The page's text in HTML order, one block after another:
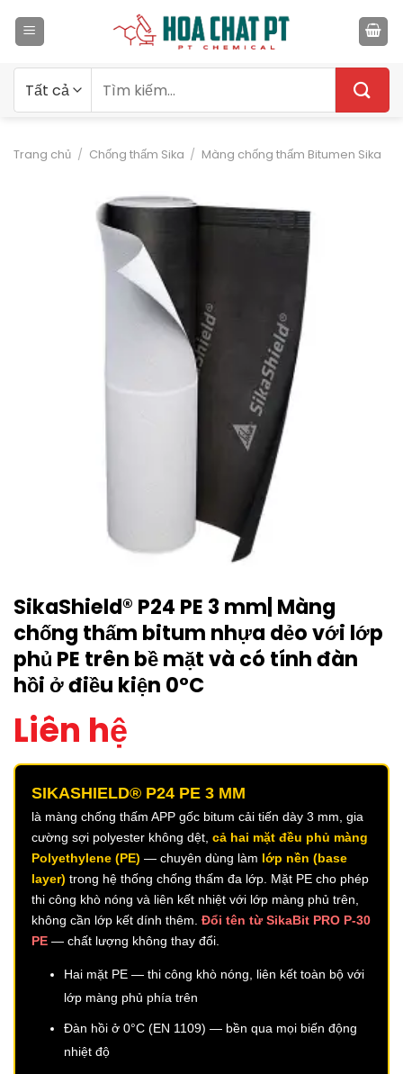
qua
kiếm:
Trang chủ / Chống thấm Sika / Màng chống thấm Bitumen Sika
SikaShield® P24 PE 3 mm| Màng
chống thấm bitum nhựa dẻo với lớp
phủ PE trên bề mặt và có tính đàn
hồi ở điều kiện 0°C
Liên hệ
SIKASHIELD® P24 PE 3 MM
là màng chống thấm APP gốc bitum cải tiến dày 3 mm, gia
cường sợi polyester không dệt, cả hai mặt đều phủ màng
Polyethylene (PE) — chuyên dùng làm lớp nền (base
layer) trong hệ thống chống thấm đa lớp. Mặt PE cho phép
thi công khò nóng và liên kết nhiệt với lớp màng phủ trên,
không cần lớp kết dính thêm. Đổi tên từ SikaBit PRO P-30
PE — chất lượng không thay đổi.
Hai mặt PE — thi công khò nóng, liên kết toàn bộ với
lớp màng phủ phía trên
Đàn hồi ở 0°C (EN 1109) — bền qua mọi biến động
nhiệt độ